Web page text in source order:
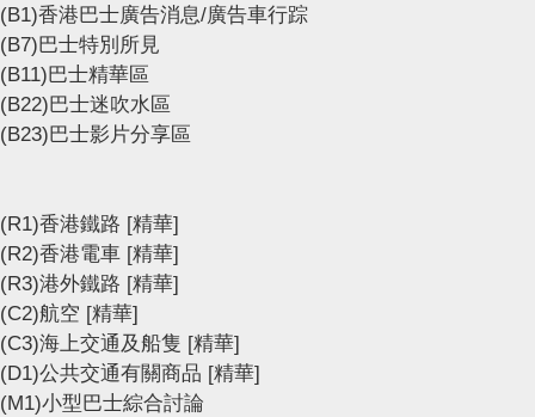
(B1)香港巴士廣告消息/廣告車行踪
(B7)巴士特別所見
(B11)巴士精華區
(B22)巴士迷吹水區
(B23)巴士影片分享區
(R1)香港鐵路 [精華]
(R2)香港電車 [精華]
(R3)港外鐵路 [精華]
(C2)航空 [精華]
(C3)海上交通及船隻 [精華]
(D1)公共交通有關商品 [精華]
(M1)小型巴士綜合討論